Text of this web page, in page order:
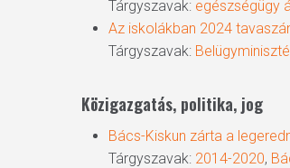
Tárgyszavak: egészségügy
Az iskolákban 2024
Tárgyszavak:
Közigazgatás, politika, jog
Bács-Kiskun zárta a
Tárgyszavak: 2014-2020,